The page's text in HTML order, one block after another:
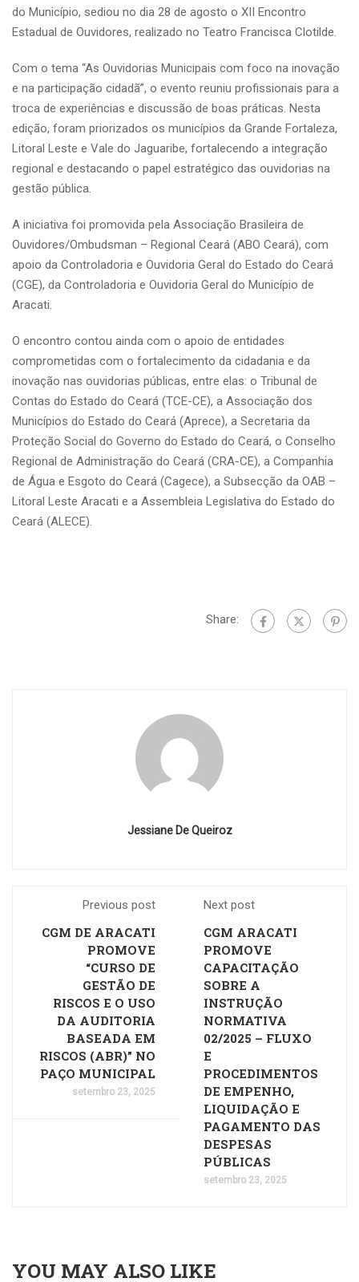
do Município, sediou no dia 28 de agosto o XII Encontro
Estadual de Ouvidores, realizado no Teatro Francisca Clotilde.
Com o tema “As Ouvidorias Municipais com foco na inovação
e na participação cidadã”, o evento reuniu profissionais para a
troca de experiências e discussão de boas práticas. Nesta
edição, foram priorizados os municípios da Grande Fortaleza,
Litoral Leste e Vale do Jaguaribe, fortalecendo a integração
regional e destacando o papel estratégico das ouvidorias na
gestão pública.
A iniciativa foi promovida pela Associação Brasileira de
Ouvidores/Ombudsman – Regional Ceará (ABO Ceará), com
apoio da Controladoria e Ouvidoria Geral do Estado do Ceará
(CGE), da Controladoria e Ouvidoria Geral do Município de
Aracati.
O encontro contou ainda com o apoio de entidades
comprometidas com o fortalecimento da cidadania e da
inovação nas ouvidorias públicas, entre elas: o Tribunal de
Contas do Estado do Ceará (TCE-CE), a Associação dos
Municípios do Estado do Ceará (Aprece), a Secretaria da
Proteção Social do Governo do Estado do Ceará, o Conselho
Regional de Administração do Ceará (CRA-CE), a Companhia
de Água e Esgoto do Ceará (Cagece), a Subsecção da OAB –
Litoral Leste Aracati e a Assembleia Legislativa do Estado do
Ceará (ALECE).
Share:
Jessiane De Queiroz
Previous post
CGM DE ARACATI
PROMOVE
“CURSO DE
GESTÃO DE
RISCOS E O USO
DA AUDITORIA
BASEADA EM
RISCOS (ABR)” NO
PAÇO MUNICIPAL
setembro 23, 2025
Next post
CGM ARACATI
PROMOVE
CAPACITAÇÃO
SOBRE A
INSTRUÇÃO
NORMATIVA
02/2025 – FLUXO
E
PROCEDIMENTOS
DE EMPENHO,
LIQUIDAÇÃO E
PAGAMENTO DAS
DESPESAS
PÚBLICAS
setembro 23, 2025
YOU MAY ALSO LIKE